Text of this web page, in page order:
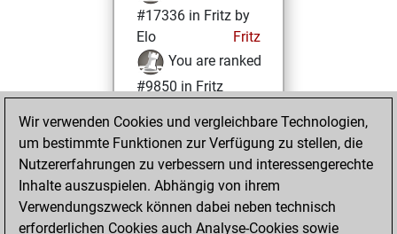
#17336 in Fritz by
Elo
Fritz
You are ranked
#9850 in Fritz
Mittwoch,
Februar 24, 2021
You achieved a
BeautyScore of 22
Wir verwenden Cookies und vergleichbare Technologien,
um bestimmte Funktionen zur Verfügung zu stellen, die
Nutzererfahrungen zu verbessern und interessengerechte
Inhalte auszuspielen. Abhängig von ihrem
Verwendungszweck können dabei neben technisch
erforderlichen Cookies auch Analyse-Cookies sowie